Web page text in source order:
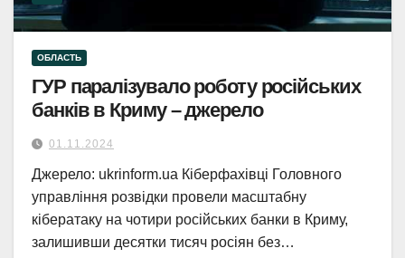
ОБЛАСТЬ
ГУР паралізувало роботу російських
банків в Криму – джерело
01.11.2024
Джерело: ukrinform.ua Кіберфахівці Головного
управління розвідки провели масштабну
кібератаку на чотири російських банки в Криму,
залишивши десятки тисяч росіян без…